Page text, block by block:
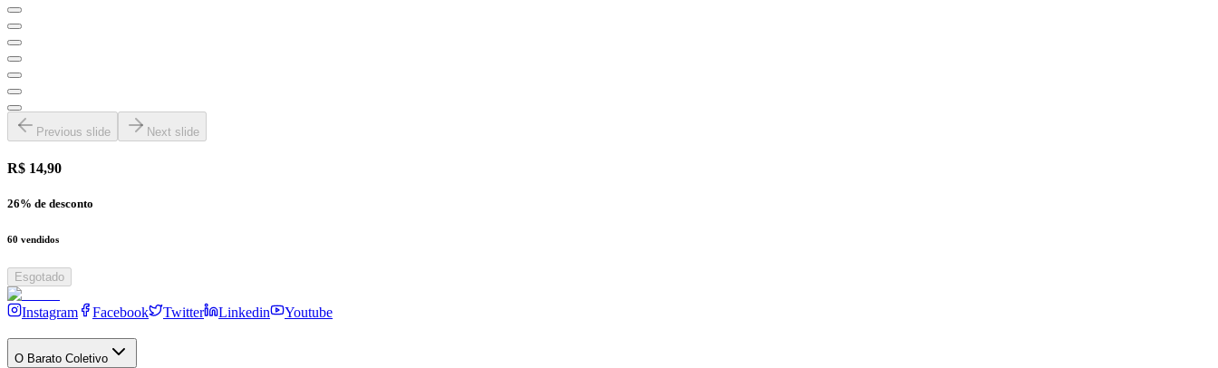
Previous slide Next slide
R$ 14,90
26% de desconto
60 vendidos
Esgotado
Instagram Facebook Twitter Linkedin Youtube
O Barato Coletivo